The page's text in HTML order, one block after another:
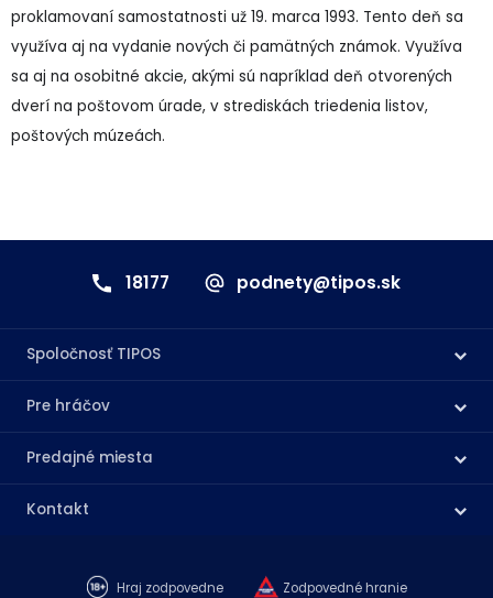
proklamovaní samostatnosti už 19. marca 1993. Tento deň sa
využíva aj na vydanie nových či pamätných známok. Využíva
sa aj na osobitné akcie, akými sú napríklad deň otvorených
dverí na poštovom úrade, v strediskách triedenia listov,
poštových múzeách.
18177 podnety@tipos.sk
Spoločnosť TIPOS
Pre hráčov
Predajné miesta
Kontakt
Hraj zodpovedne Zodpovedné hranie